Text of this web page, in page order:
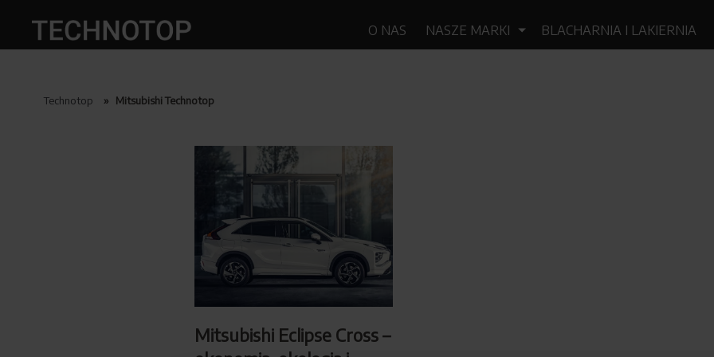
O NAS
NASZE MARKI
KIA
BLACHARNIA I LAKIERNIA
Technotop » Mitsubishi Technotop
Mitsubishi Eclipse Cross –